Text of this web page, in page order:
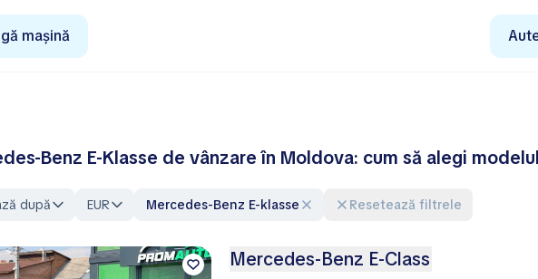
mașină
Benz E-Klasse de vânzare în Moldova: cum să alegi
după EUR Mercedes-Benz E-klasse Resetează filtrele
Mercedes-Benz E-Class